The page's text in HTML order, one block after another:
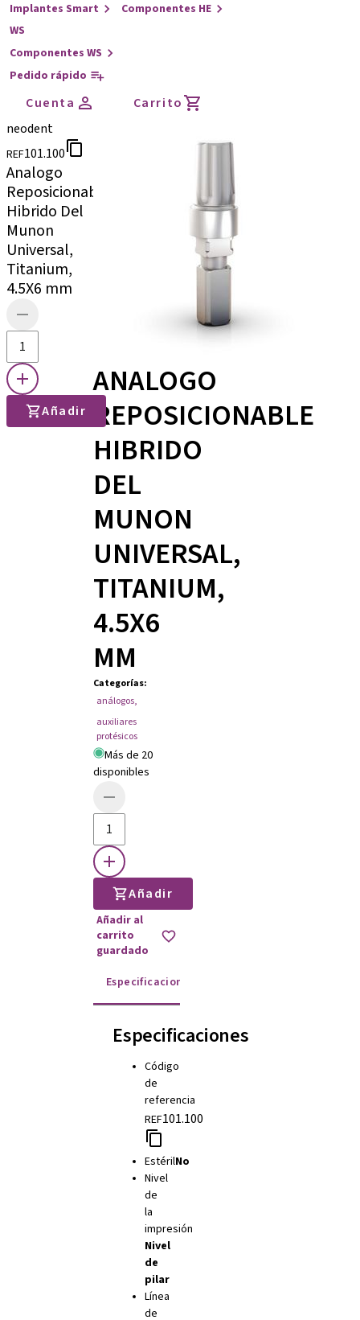
Implantes Smart
Componentes HE
WS
Componentes WS
Pedido rápido
Cuenta
Carrito
neodent
REF101.100
Analogo
Reposicionable
Hibrido Del
Munon
Universal,
Titanium,
4.5X6 mm
Añadir
ANALOGO
REPOSICIONABLE
HIBRIDO
DEL
MUNON
UNIVERSAL,
TITANIUM,
4.5X6
MM
Categorías:
análogos,
auxiliares
protésicos
Más de 20
disponibles
Añadir
Añadir al
carrito
guardado
Especificaciones
Especificaciones
Código
de
referencia
REF101.100
EstérilNo
Nivel
de
la
impresión
Nivel
de
pilar
Línea
de